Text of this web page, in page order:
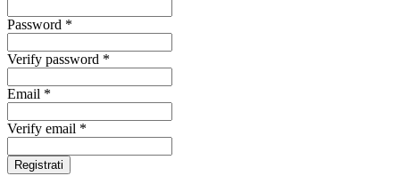
Password *
Verify password *
Email *
Verify email *
Registrati